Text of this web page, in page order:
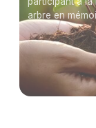
arbre en